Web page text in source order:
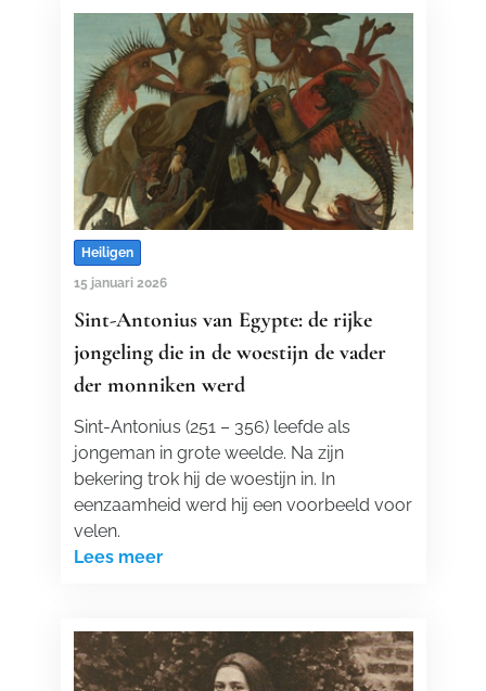
Heiligen
15 januari 2026
Sint-Antonius van Egypte: de rijke
jongeling die in de woestijn de vader
der monniken werd
Sint-Antonius (251 – 356) leefde als
jongeman in grote weelde. Na zijn
bekering trok hij de woestijn in. In
eenzaamheid werd hij een voorbeeld voor
velen.
Lees meer